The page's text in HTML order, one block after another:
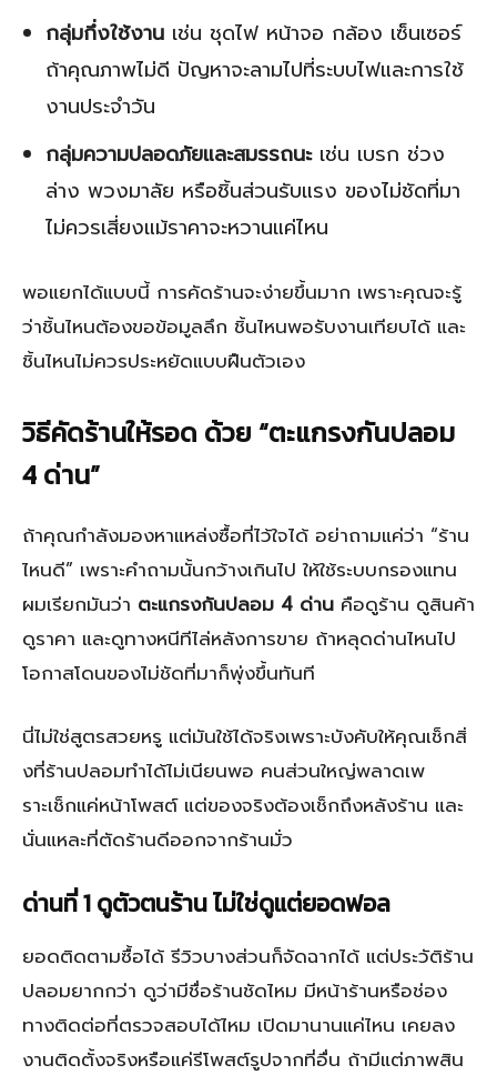
กลุ่มกึ่งใช้งาน เช่น ชุดไฟ หน้าจอ กล้อง เซ็นเซอร์
ถ้าคุณภาพไม่ดี ปัญหาจะลามไปที่ระบบไฟและการใช้
งานประจำวัน
กลุ่มความปลอดภัยและสมรรถนะเช่น เบรก ช่วง
ล่าง พวงมาลัย หรือชิ้นส่วนรับแรง ของไม่ชัดที่มา
ไม่ควรเสี่ยงแม้ราคาจะหวานแค่ไหน
พอแยกได้แบบนี้ การคัดร้านจะง่ายขึ้นมาก เพราะคุณจะรู้
ว่าชิ้นไหนต้องขอข้อมูลลึก ชิ้นไหนพอรับงานเทียบได้ และ
ชิ้นไหนไม่ควรประหยัดแบบฝืนตัวเอง
วิธีคัดร้านให้รอด ด้วย “ตะแกรงกันปลอม
4 ด่าน”
ถ้าคุณกำลังมองหาแหล่งซื้อที่ไว้ใจได้ อย่าถามแค่ว่า “ร้าน
ไหนดี” เพราะคำถามนั้นกว้างเกินไป ให้ใช้ระบบกรองแทน
ผมเรียกมันว่า ตะแกรงกันปลอม 4 ด่าน คือดูร้าน ดูสินค้า
ดูราคา และดูทางหนีทีไล่หลังการขาย ถ้าหลุดด่านไหนไป
โอกาสโดนของไม่ชัดที่มาก็พุ่งขึ้นทันที
นี่ไม่ใช่สูตรสวยหรู แต่มันใช้ได้จริงเพราะบังคับให้คุณเช็กสิ่
งที่ร้านปลอมทำได้ไม่เนียนพอ คนส่วนใหญ่พลาดเพ
ราะเช็กแค่หน้าโพสต์ แต่ของจริงต้องเช็กถึงหลังร้าน และ
นั่นแหละที่ตัดร้านดีออกจากร้านมั่ว
ด่านที่ 1 ดูตัวตนร้าน ไม่ใช่ดูแต่ยอดฟอล
ยอดติดตามซื้อได้ รีวิวบางส่วนก็จัดฉากได้ แต่ประวัติร้าน
ปลอมยากกว่า ดูว่ามีชื่อร้านชัดไหม มีหน้าร้านหรือช่อง
ทางติดต่อที่ตรวจสอบได้ไหม เปิดมานานแค่ไหน เคยลง
งานติดตั้งจริงหรือแค่รีโพสต์รูปจากที่อื่น ถ้ามีแต่ภาพสิน